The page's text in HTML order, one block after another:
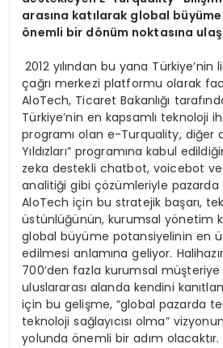
arasına katılarak global
önemli bir dönüm noktasına
2012 yılından bu yana Türkiye’nin
çağrı merkezi platformu olarak
AloTech, Ticaret Bakanlığı
Türkiye’nin en kapsamlı teknoloji
programı olan e-Turquality, diğer
Yıldızları” programına kabul
zeka destekli chatbot, voicebot
analitiği gibi çözümleriyle
AloTech için bu stratejik başarı,
üstünlüğünün, kurumsal yönetim
global büyüme potansiyelinin en
edilmesi anlamına geliyor.
700’den fazla kurumsal
uluslararası alanda kendini
için bu gelişme, “global pazarda
teknoloji sağlayıcısı olma”
yolunda önemli bir adım olacaktır.